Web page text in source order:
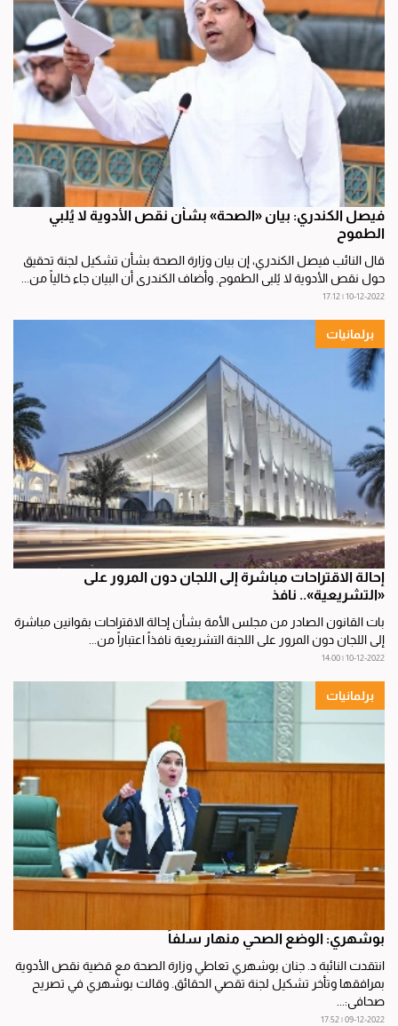
فيصل الكندري: بيان «الصحة» بشأن نقص الأدوية لا يُلبي
الطموح
قال النائب فيصل الكندري، إن بيان وزارة الصحة بشأن تشكيل لجنة تحقيق
حول نقص الأدوية لا يُلبي الطموح. وأضاف الكندري أن البيان جاء خالياً من...
10-12-2022 | 17:12
برلمانيات
إحالة الاقتراحات مباشرة إلى اللجان دون المرور على
«التشريعية».. نافذ
بات القانون الصادر من مجلس الأمة بشأن إحالة الاقتراحات بقوانين مباشرة
إلى اللجان دون المرور على اللجنة التشريعية نافذاً اعتباراً من...
10-12-2022 | 14:00
برلمانيات
بوشهري: الوضع الصحي منهار سلفاً
انتقدت النائبة د. جنان بوشهري تعاطي وزارة الصحة مع قضية نقص الأدوية
بمرافقها وتأخر تشكيل لجنة تقصي الحقائق. وقالت بوشهري في تصريح
صحافي:...
09-12-2022 | 17:52